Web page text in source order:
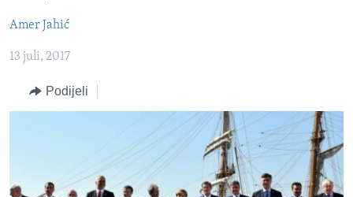
na
BOSNA I HERCEGOVINA
SVIJET
SPECIJALNI PROJEKTI
KORUPCIJA
SLOBODA MEDIJA
Amer Jahić
13 juli, 2017
Podijeli